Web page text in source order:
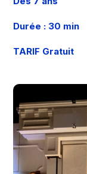
Durée : 30 min
TARIF Gratuit